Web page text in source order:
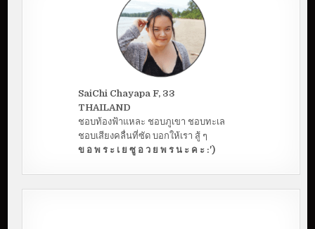
SaiChi Chayapa F, 33
THAILAND
ชอบท้องฟ้าแหละ ชอบภูเขา ชอบทะเล
ชอบเสียงคลื่นที่ซัด บอกให้เรา สู้ ๆ
ข อ พ ร ะ เ ย ซู อ ว ย พ ร น ะ ค ะ :')